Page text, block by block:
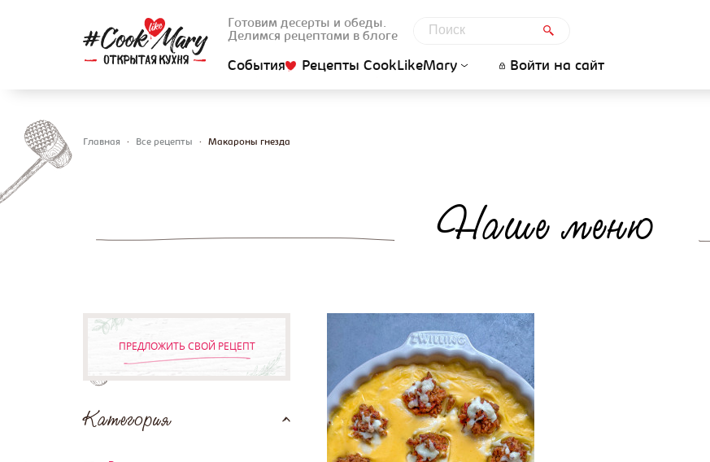
Готовим десерты и обеды.
Делимся рецептами в блоге
События Рецепты CookLikeMary Войти на сайт
Главная • Все рецепты • Макароны гнезда
Наше меню
ПРЕДЛОЖИТЬ СВОЙ РЕЦЕПТ
Категория